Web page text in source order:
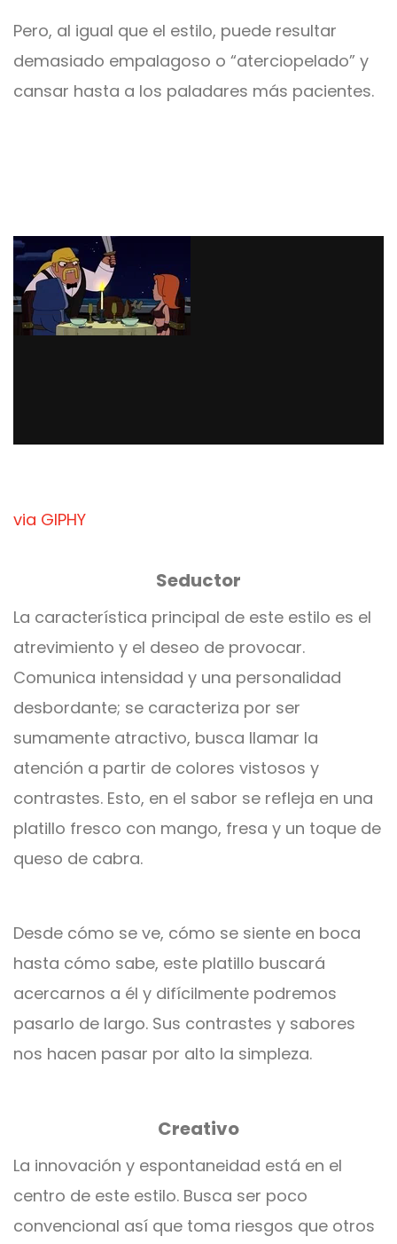
Pero, al igual que el estilo, puede resultar
demasiado empalagoso o “aterciopelado” y
cansar hasta a los paladares más pacientes.
via GIPHY
Seductor
La característica principal de este estilo es el
atrevimiento y el deseo de provocar.
Comunica intensidad y una personalidad
desbordante; se caracteriza por ser
sumamente atractivo, busca llamar la
atención a partir de colores vistosos y
contrastes. Esto, en el sabor se refleja en una
platillo fresco con mango, fresa y un toque de
queso de cabra.
Desde cómo se ve, cómo se siente en boca
hasta cómo sabe, este platillo buscará
acercarnos a él y difícilmente podremos
pasarlo de largo. Sus contrastes y sabores
nos hacen pasar por alto la simpleza.
Creativo
La innovación y espontaneidad está en el
centro de este estilo. Busca ser poco
convencional así que toma riesgos que otros